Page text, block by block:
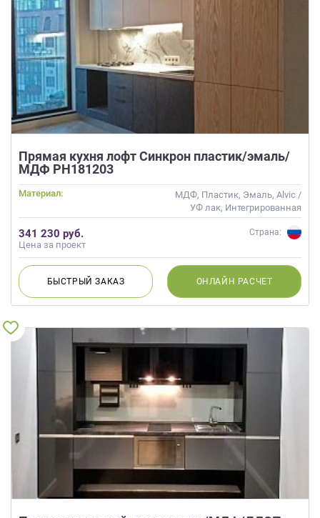
Прямая кухня лофт Синкрон пластик/эмаль/
МДФ РН181203
Материал:
МДФ, Пластик, Эмаль, Alvic /
УФ лак, Интегрированная
ручка, Матовые
341 230 руб.
Цена за проект
Страна:
БЫСТРЫЙЗАКАЗ ОНЛАЙН РАСЧЕТ